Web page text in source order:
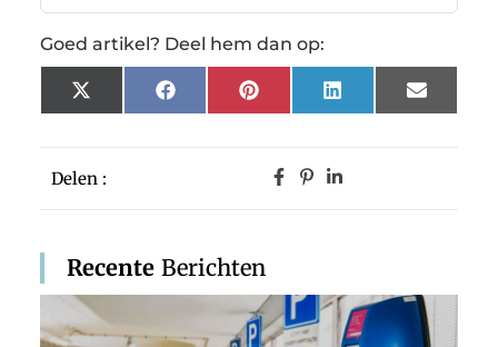
Delen :
Recente Berichten
Goed artikel? Deel hem dan op:
X
(Twitter)
FacebookPinterestLinkedInEmail